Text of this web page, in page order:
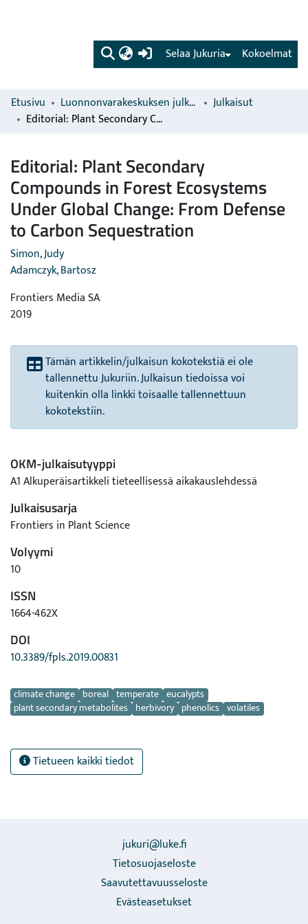
(current) Kokoelmat
Selaa Jukuria
Etusivu Luonnonvarakeskuksen julkaisut
Julkaisut
Editorial: Plant Secondary Compounds in Forest Ecosystems Under Global Change: From Defense to Carbon Sequestration
Editorial: Plant Secondary
Compounds in Forest Ecosystems
Under Global Change: From Defense
to Carbon Sequestration
Simon, Judy
Adamczyk, Bartosz
Frontiers Media SA
2019
Tämän artikkelin/julkaisun kokotekstiä ei ole
tallennettu Jukuriin. Julkaisun tiedoissa voi
kuitenkin olla linkki toisaalle tallennettuun
kokotekstiin.
OKM-julkaisutyyppi
A1 Alkuperäisartikkeli tieteellisessä aikakauslehdessä
Julkaisusarja
Frontiers in Plant Science
Volyymi
10
ISSN
1664-462X
DOI
10.3389/fpls.2019.00831
Avainsanat
climate change boreal temperate eucalypts
plant secondary metabolites herbivory phenolics volatiles
Tietueen kaikki tiedot
jukuri@luke.fi
Tietosuojaseloste
Saavutettavuusseloste
Evästeasetukset